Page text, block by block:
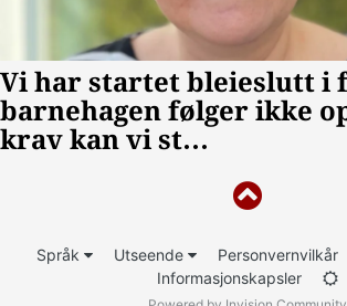
Språk Utseende Personvernvilkår
Informasjonskapsler